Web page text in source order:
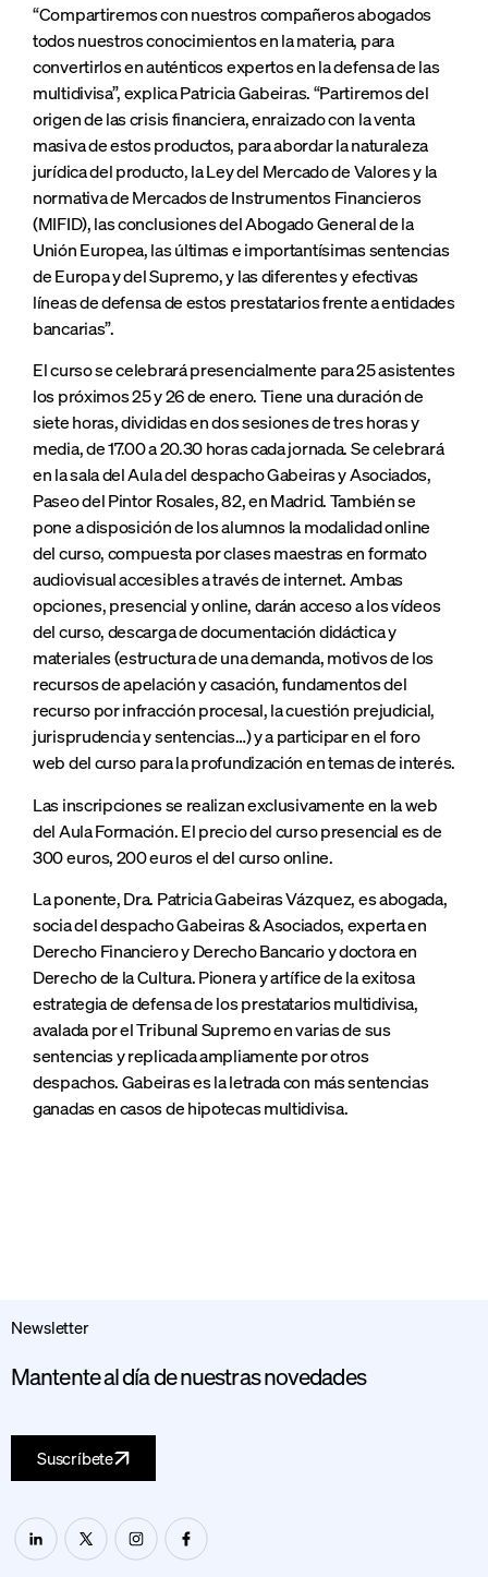
“Compartiremos con nuestros compañeros abogados
todos nuestros conocimientos en la materia, para
convertirlos en auténticos expertos en la defensa de las
multidivisa”, explica Patricia Gabeiras. “Partiremos del
origen de las crisis financiera, enraizado con la venta
masiva de estos productos, para abordar la naturaleza
jurídica del producto, la Ley del Mercado de Valores y la
normativa de Mercados de Instrumentos Financieros
(MIFID), las conclusiones del Abogado General de la
Unión Europea, las últimas e importantísimas sentencias
de Europa y del Supremo, y las diferentes y efectivas
líneas de defensa de estos prestatarios frente a entidades
bancarias”.
El curso se celebrará presencialmente para 25 asistentes
los próximos 25 y 26 de enero. Tiene una duración de
siete horas, divididas en dos sesiones de tres horas y
media, de 17.00 a 20.30 horas cada jornada. Se celebrará
en la sala del Aula del despacho Gabeiras y Asociados,
Paseo del Pintor Rosales, 82, en Madrid. También se
pone a disposición de los alumnos la modalidad online
del curso, compuesta por clases maestras en formato
audiovisual accesibles a través de internet. Ambas
opciones, presencial y online, darán acceso a los vídeos
del curso, descarga de documentación didáctica y
materiales (estructura de una demanda, motivos de los
recursos de apelación y casación, fundamentos del
recurso por infracción procesal, la cuestión prejudicial,
jurisprudencia y sentencias…) y a participar en el foro
web del curso para la profundización en temas de interés.
Las inscripciones se realizan exclusivamente en la web
del Aula Formación. El precio del curso presencial es de
300 euros, 200 euros el del curso online.
La ponente, Dra. Patricia Gabeiras Vázquez, es abogada,
socia del despacho Gabeiras & Asociados, experta en
Derecho Financiero y Derecho Bancario y doctora en
Derecho de la Cultura. Pionera y artífice de la exitosa
estrategia de defensa de los prestatarios multidivisa,
avalada por el Tribunal Supremo en varias de sus
sentencias y replicada ampliamente por otros
despachos. Gabeiras es la letrada con más sentencias
ganadas en casos de hipotecas multidivisa.
Newsletter
Mantente al día de nuestras novedades
Suscríbete